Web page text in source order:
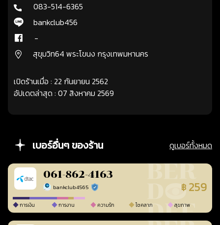
083-514-6365
bankclub456
-
สุขุมวิท64 พระโขนง กรุงเทพมหานคร
เปิดร้านเมื่อ : 22 กันยายน 2562
อัปเดตล่าสุด : 07 สิงหาคม 2569
เบอร์อื่นๆ ของร้าน ดูเบอร์ทั้งหมด
061-862-4163
bankclub4565 ร้านยืนยันแล้ว ฿ 259
การเงิน การงาน ความรัก โชคลาภ สุขภาพ